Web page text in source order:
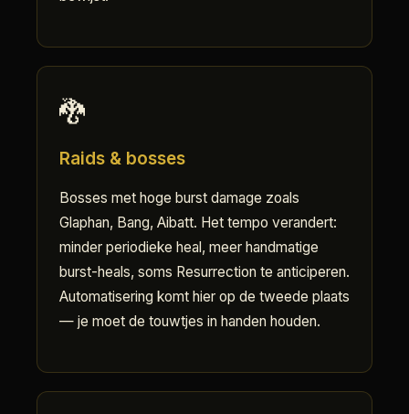
🐉
Raids & bosses
Bosses met hoge burst damage zoals
Glaphan, Bang, Aibatt. Het tempo verandert:
minder periodieke heal, meer handmatige
burst-heals, soms Resurrection te anticiperen.
Automatisering komt hier op de tweede plaats
— je moet de touwtjes in handen houden.